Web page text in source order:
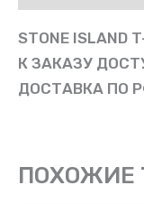
STONE ISLAND
К ЗАКАЗУ
ДОСТАВКА ПО
ПОХОЖИЕ